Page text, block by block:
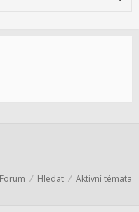
Hledat Aktivní témata